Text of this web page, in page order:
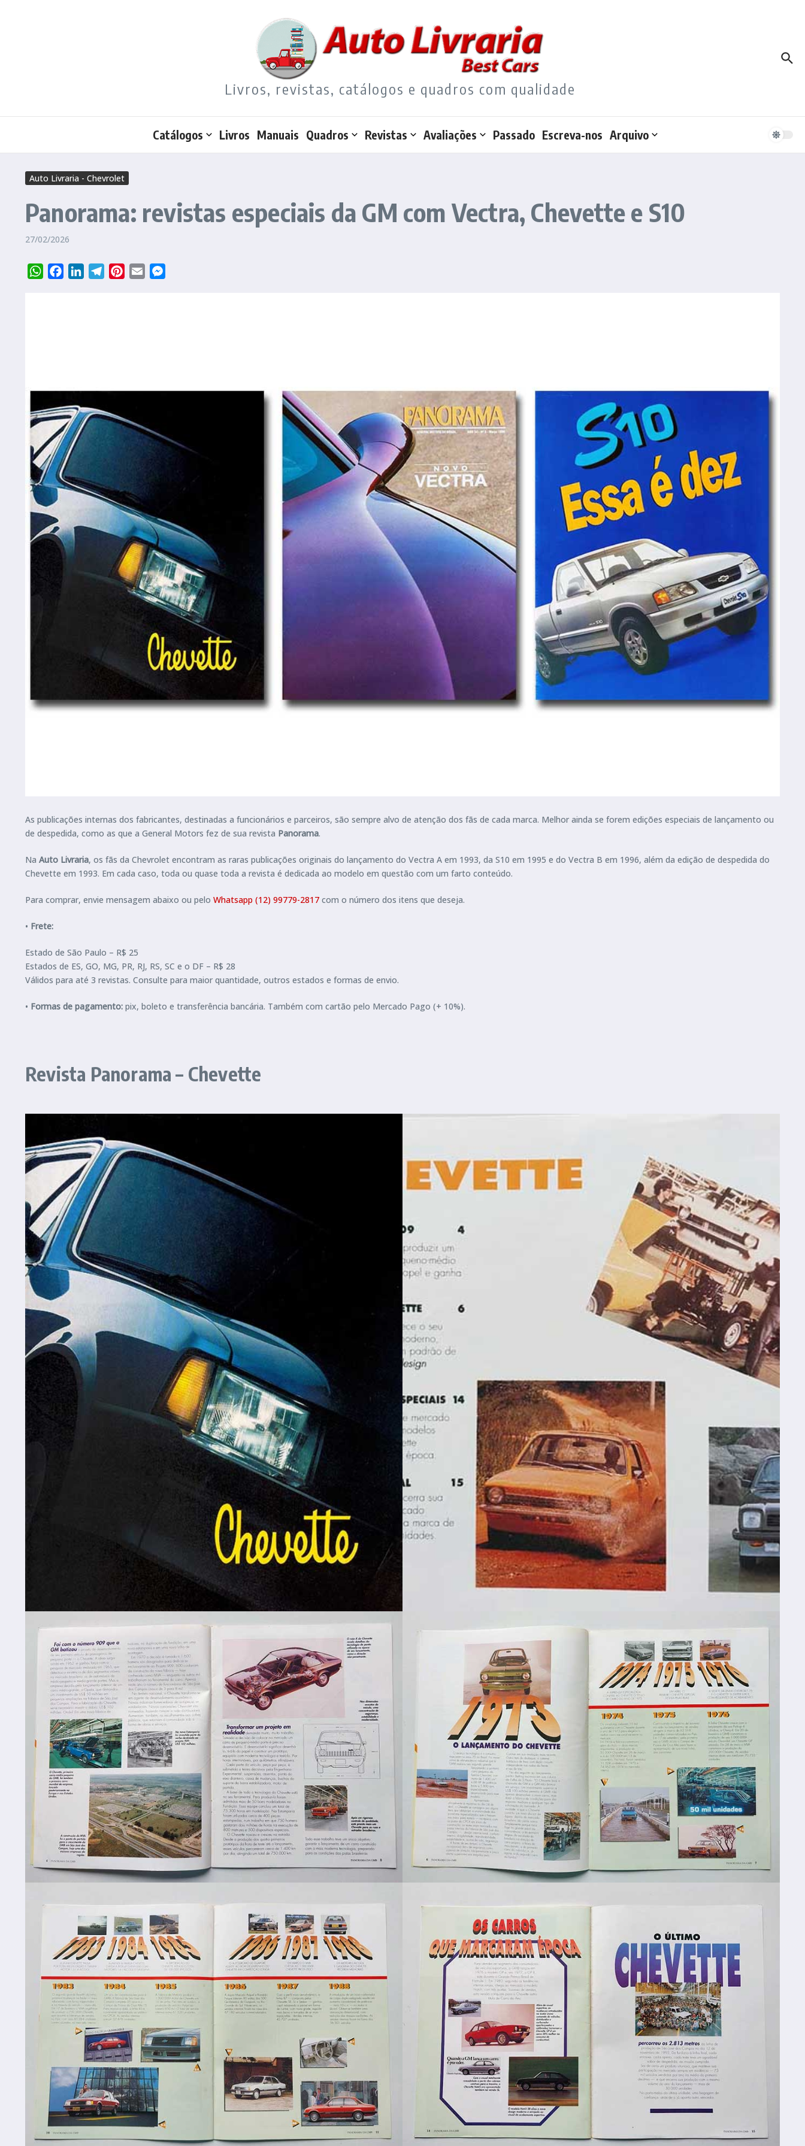
Livros, revistas, catálogos e quadros com qualidade
Catálogos Livros Manuais Quadros Revistas Avaliações Passado Escreva-nos Arquivo
Auto Livraria - Chevrolet
Panorama: revistas especiais da GM com Vectra, Chevette e S10
27/02/2026
WhatsAppFacebookLinkedInTelegramPinterest
Email
As publicações internas dos fabricantes, destinadas a funcionários e parceiros, são sempre alvo de atenção dos fãs de cada marca. Melhor ainda se forem edições especiais de lançamento ou
de despedida, como as que a General Motors fez de sua revista Panorama.
Na Auto Livraria, os fãs da Chevrolet encontram as raras publicações originais do lançamento do Vectra A em 1993, da S10 em 1995 e do Vectra B em 1996, além da edição de despedida do
Chevette em 1993. Em cada caso, toda ou quase toda a revista é dedicada ao modelo em questão com um farto conteúdo.
Para comprar, envie mensagem abaixo ou pelo Whatsapp (12) 99779-2817 com o número dos itens que deseja.
• Frete:
Estado de São Paulo – R$ 25
Estados de ES, GO, MG, PR, RJ, RS, SC e o DF – R$ 28
Válidos para até 3 revistas. Consulte para maior quantidade, outros estados e formas de envio.
• Formas de pagamento: pix, boleto e transferência bancária. Também com cartão pelo Mercado Pago (+ 10%).
Revista Panorama – Chevette